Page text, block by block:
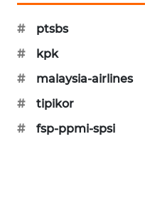
#
ptsbs
#
kpk
#
malaysia-airlines
#
tipikor
#
fsp-ppmi-spsi
PLN
WATCH
MKLI
LPKKI